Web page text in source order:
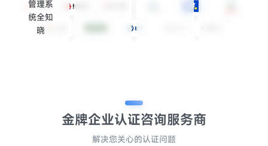
管理系
统全知
晓
金牌企业认证咨询服务商
解决您关心的认证问题